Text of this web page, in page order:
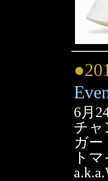
6月
チャ
ガ
ト